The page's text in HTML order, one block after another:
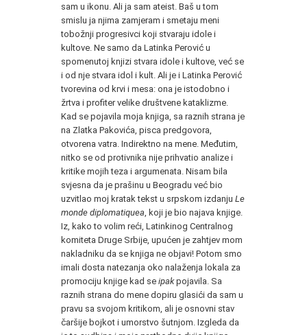
sam u ikonu. Ali ja sam ateist. Baš u tom
smislu ja njima zamjeram i smetaju meni
tobožnji progresivci koji stvaraju idole i
kultove. Ne samo da Latinka Perović u
spomenutoj knjizi stvara idole i kultove, već se
i od nje stvara idol i kult. Ali je i Latinka Perović
tvorevina od krvi i mesa: ona je istodobno i
žrtva i profiter velike društvene kataklizme.
Kad se pojavila moja knjiga, sa raznih strana je
na Zlatka Pakovića, pisca predgovora,
otvorena vatra. Indirektno na mene. Međutim,
nitko se od protivnika nije prihvatio analize i
kritike mojih teza i argumenata. Nisam bila
svjesna da je prašinu u Beogradu već bio
uzvitlao moj kratak tekst u srpskom izdanju Le
monde diplomatiquea , koji je bio najava knjige.
Iz, kako to volim reći, Latinkinog Centralnog
komiteta Druge Srbije, upućen je zahtjev mom
nakladniku da se knjiga ne objavi! Potom smo
imali dosta natezanja oko nalaženja lokala za
promociju knjige kad se ipakpojavila. Sa
raznih strana do mene dopiru glasići da sam u
pravu sa svojom kritikom, ali je osnovni stav
čaršije bojkot i umorstvo šutnjom. Izgleda da